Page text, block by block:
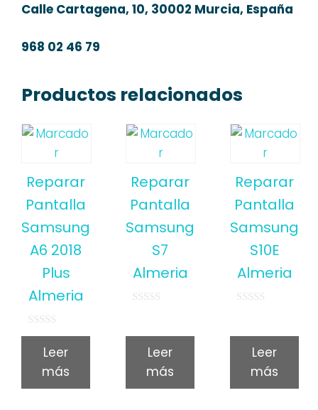
Calle Cartagena, 10, 30002 Murcia, España
968 02 46 79
Productos relacionados
Reparar
Pantalla
Samsung
A6 2018
Plus
Almeria
0
Leer
más
Reparar
Pantalla
Samsung
S7
Almeria
Leer
más
Reparar
Pantalla
Samsung
S10E
Almeria
Leer
más